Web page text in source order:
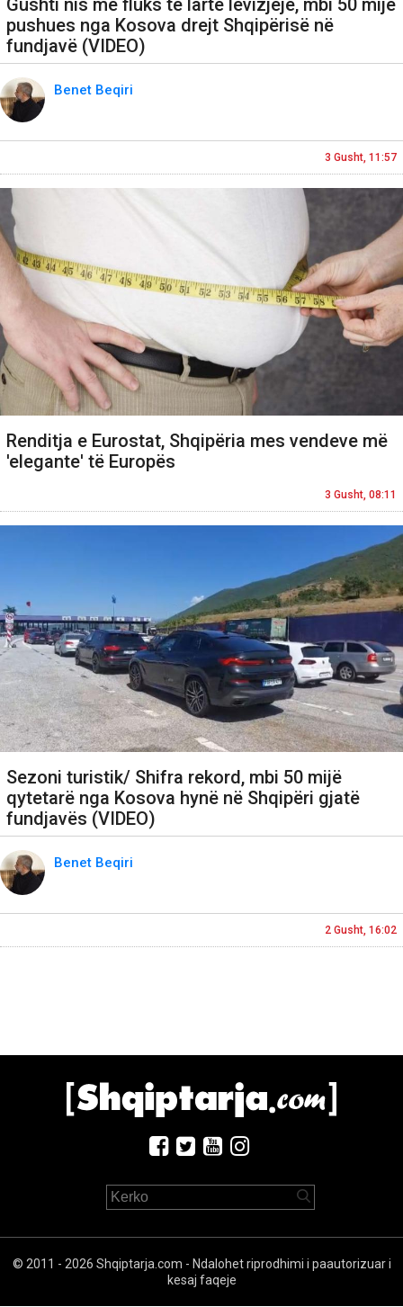
Gushti nis me fluks të lartë lëvizjeje, mbi 50 mijë
pushues nga Kosova drejt Shqipërisë në
fundjavë (VIDEO)
Benet Beqiri
3 Gusht, 11:57
Renditja e Eurostat, Shqipëria mes vendeve më
'elegante' të Europës
3 Gusht, 08:11
Sezoni turistik/ Shifra rekord, mbi 50 mijë
qytetarë nga Kosova hynë në Shqipëri gjatë
fundjavës (VIDEO)
Benet Beqiri
2 Gusht, 16:02
© 2011 - 2026 Shqiptarja.com - Ndalohet riprodhimi i paautorizuar i
kesaj faqeje